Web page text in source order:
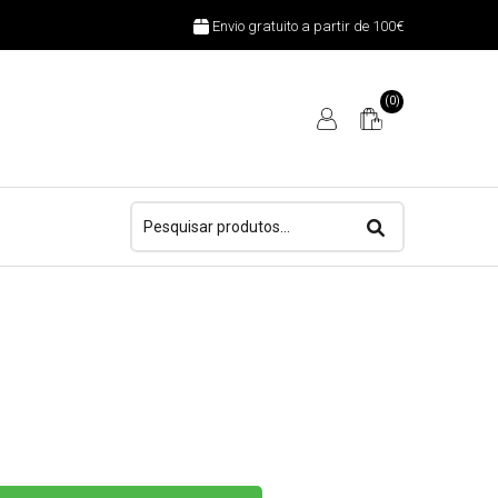
Envio gratuito a partir de 100€
(0)